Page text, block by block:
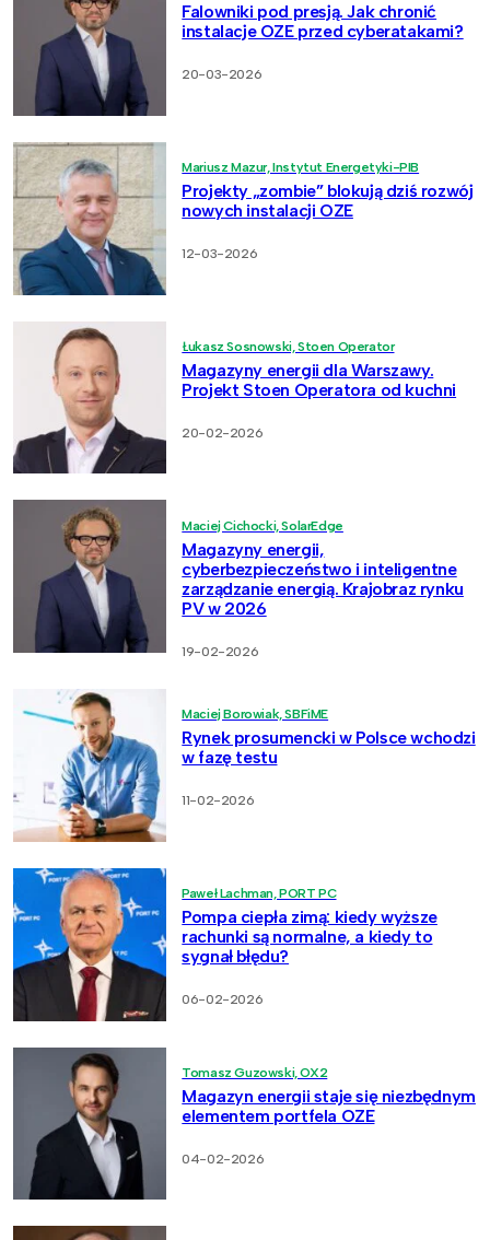
Falowniki pod presją. Jak chronić
instalacje OZE przed cyberatakami?
20-03-2026
Mariusz Mazur, Instytut Energetyki-PIB
Projekty „zombie” blokują dziś rozwój
nowych instalacji OZE
12-03-2026
Łukasz Sosnowski, Stoen Operator
Magazyny energii dla Warszawy.
Projekt Stoen Operatora od kuchni
20-02-2026
Maciej Cichocki, SolarEdge
Magazyny energii,
cyberbezpieczeństwo i inteligentne
zarządzanie energią. Krajobraz rynku
PV w 2026
19-02-2026
Maciej Borowiak, SBFiME
Rynek prosumencki w Polsce wchodzi
w fazę testu
11-02-2026
Paweł Lachman, PORT PC
Pompa ciepła zimą: kiedy wyższe
rachunki są normalne, a kiedy to
sygnał błędu?
06-02-2026
Tomasz Guzowski, OX2
Magazyn energii staje się niezbędnym
elementem portfela OZE
04-02-2026